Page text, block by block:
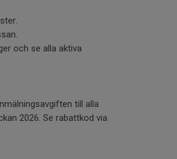
och se alla aktiva
till alla
2026. Se rabattkod via